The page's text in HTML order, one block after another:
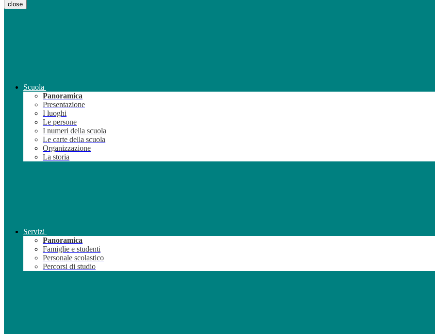
close
Scuola
Panoramica
Presentazione
I luoghi
Le persone
I numeri della scuola
Le carte della scuola
Organizzazione
La storia
Servizi
Panoramica
Famiglie e studenti
Personale scolastico
Percorsi di studio